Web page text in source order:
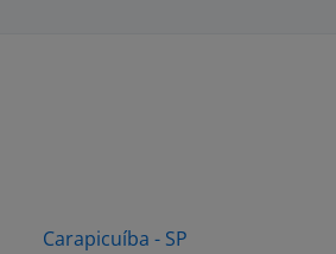
Carapicuíba - SP